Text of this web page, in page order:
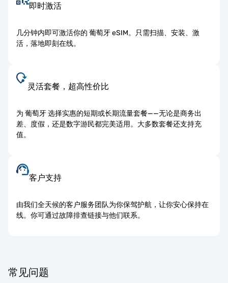
即时激活
几分钟内即可激活你的 葡萄牙 eSIM。只需扫描、安装、激
活，落地即刻在线。
灵活套餐，超高性价比
为 葡萄牙 选择实惠的短期或长期流量套餐——无论是商务出
差、度假，还是数字游民都完美适用。大多数套餐还支持充
值。
客户支持
由我们全天候的客户服务团队为你保驾护航，让你安心保持在
线。你可通过故障排查链接与他们联系。
常见问题